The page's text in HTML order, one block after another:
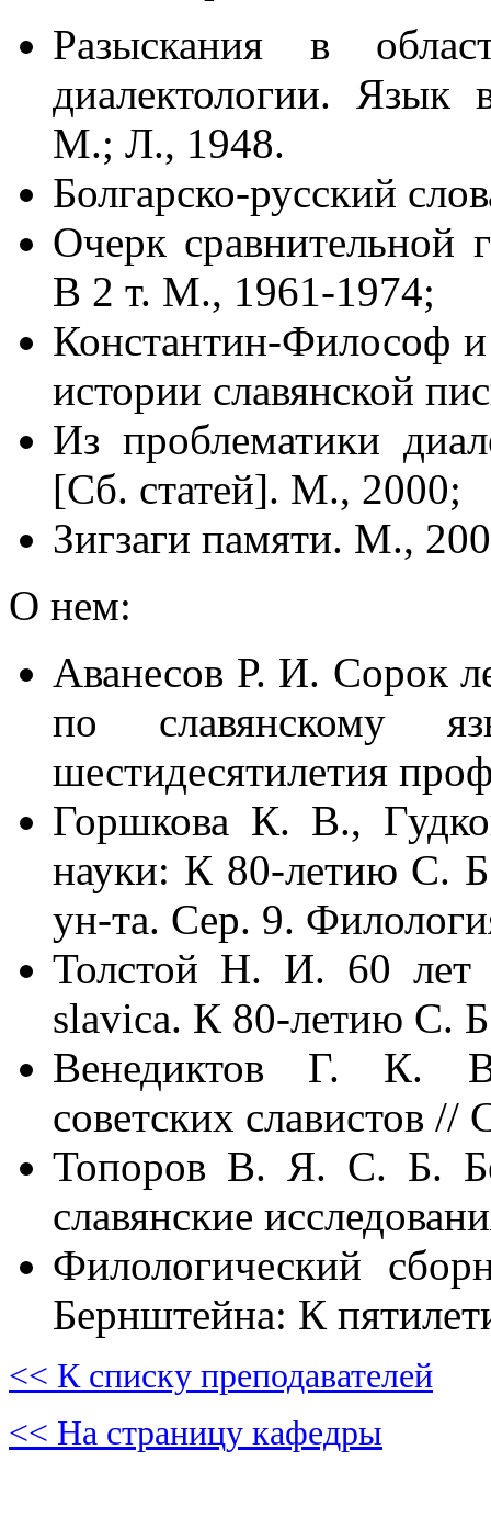
Разыскания в
диалектологии.
М.; Л., 1948.
Болгарско-русский
Очерк сравнительной
В 2 т. М., 1961-1974;
Константин-Философ
истории славянской
Из проблематики
[Сб. статей]. М., 2000;
Зигзаги памяти. М.,
О нем:
Аванесов Р. И. Сорок
по славянскому
шестидесятилетия
Горшкова К. В.,
науки: К 80-летию С.
ун-та. Сер. 9.
Толстой Н. И. 60 лет
slavica. К 80-летию С.
Венедиктов Г. К.
советских славистов
Топоров В. Я. С. Б.
славянские
Филологический
Бернштейна: К
<< К списку преподавателей
<< На страницу кафедры